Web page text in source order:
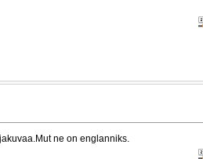
ne on englanniks.